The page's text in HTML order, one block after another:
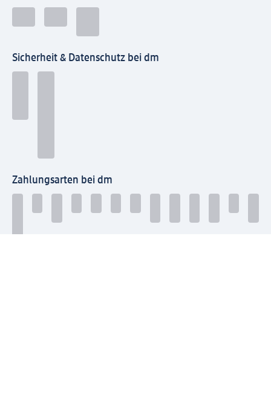
Sicherheit & Datenschutz bei dm
Zahlungsarten bei dm